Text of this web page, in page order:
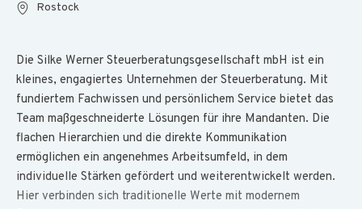
Rostock
Die Silke Werner Steuerberatungsgesellschaft mbH ist ein
kleines, engagiertes Unternehmen der Steuerberatung. Mit
fundiertem Fachwissen und persönlichem Service bietet das
Team maßgeschneiderte Lösungen für ihre Mandanten. Die
flachen Hierarchien und die direkte Kommunikation
ermöglichen ein angenehmes Arbeitsumfeld, in dem
individuelle Stärken gefördert und weiterentwickelt werden.
Hier verbinden sich traditionelle Werte mit modernem